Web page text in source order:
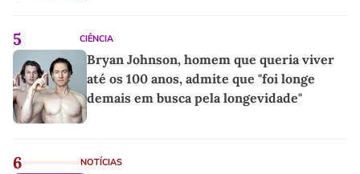
5 CIÊNCIA
Bryan Johnson, homem que queria viver
até os 100 anos, admite que "foi longe
demais em busca pela longevidade"
6 NOTÍCIAS